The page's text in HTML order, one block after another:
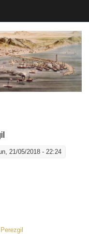
21/05/2018 - 22:24